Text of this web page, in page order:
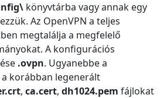
könyvtárba vagy annak egy
Az OpenVPN a teljes
megtalálja a megfelelő
A konfigurációs
.ovpn. Ugyanebbe a
korábban legenerált
, ca.cert, dh1024.pem fájlokat